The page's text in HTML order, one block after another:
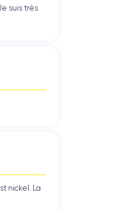
suis très
nickel. La